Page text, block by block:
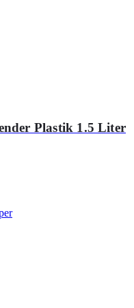
Plastik 1.5 Liter